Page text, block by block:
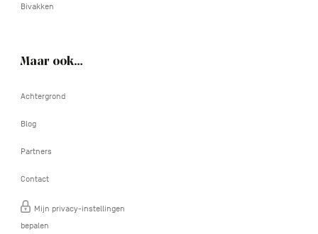
Bivakken
Maar ook…
Achtergrond
Blog
Partners
Contact
Mijn privacy-instellingen
bepalen